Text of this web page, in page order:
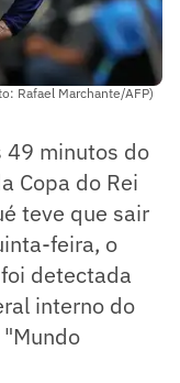
Rafael Marchante/AFP)
49 minutos do
Copa do Rei
teve que sair
feira, o
detectada
interno do